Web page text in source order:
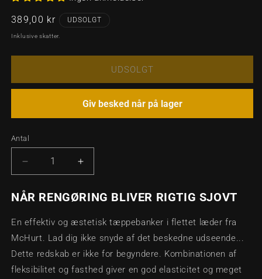
Normalpris
389,00 kr UDSOLGT
Inklusive skatter.
UDSOLGT
Giv besked når på lager
Antal
Antal
Reducer
antallet
for
MCHURT
LÆDER
TÆPPEBANKER
Øg
antallet
for
MCHURT
LÆDER
TÆPPEBANKER
NÅR RENGØRING BLIVER RIGTIG SJOVT
En effektiv og æstetisk tæppebanker i flettet læder fra
McHurt. Lad dig ikke snyde af det beskedne udseende...
Dette redskab er ikke for begyndere. Kombinationen af
fleksibilitet og fasthed giver en god elasticitet og meget